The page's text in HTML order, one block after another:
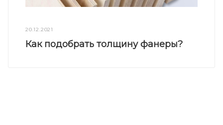
20.12.2021
Как подобрать толщину фанеры?